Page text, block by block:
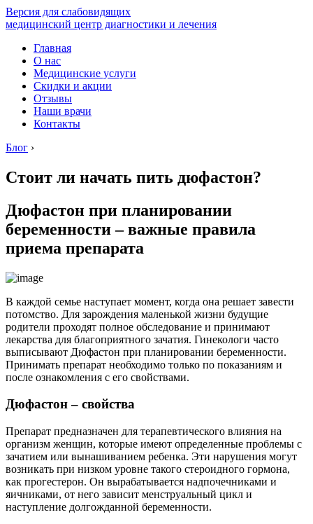
Версия для слабовидящих
медицинский центр диагностики и лечения
Главная
О нас
Медицинские услуги
Скидки и акции
Отзывы
Наши врачи
Контакты
Блог ›
Стоит ли начать пить дюфастон?
Дюфастон при планировании
беременности – важные правила
приема препарата
В каждой семье наступает момент, когда она решает завести
потомство. Для зарождения маленькой жизни будущие
родители проходят полное обследование и принимают
лекарства для благоприятного зачатия. Гинекологи часто
выписывают Дюфастон при планировании беременности.
Принимать препарат необходимо только по показаниям и
после ознакомления с его свойствами.
Дюфастон – свойства
Препарат предназначен для терапевтического влияния на
организм женщин, которые имеют определенные проблемы с
зачатием или вынашиванием ребенка. Эти нарушения могут
возникать при низком уровне такого стероидного гормона,
как прогестерон. Он вырабатывается надпочечниками и
яичниками, от него зависит менструальный цикл и
наступление долгожданной беременности.